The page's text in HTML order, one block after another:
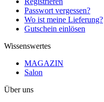
Passwort vergessen?
Wo ist meine Lieferung?
Gutschein einlösen
Wissenswertes
MAGAZIN
Salon
Über uns